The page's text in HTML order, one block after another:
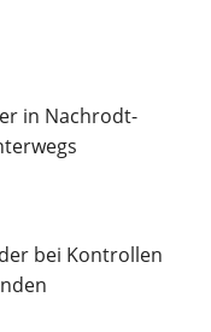
in Nachrodt-
bei Kontrollen